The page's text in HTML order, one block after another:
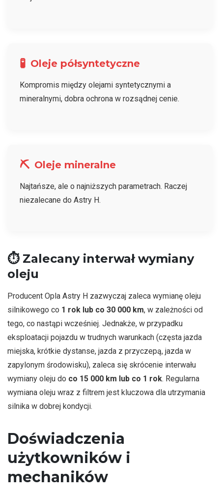
🧪 Oleje półsyntetyczne
Kompromis między olejami syntetycznymi a
mineralnymi, dobra ochrona w rozsądnej cenie.
⛏️ Oleje mineralne
Najtańsze, ale o najniższych parametrach. Raczej
niezalecane do Astry H.
⏱️Zalecany interwał wymiany
oleju
Producent Opla Astry H zazwyczaj zaleca wymianę oleju
silnikowego co 1 rok lub co 30 000 km, w zależności od
tego, co nastąpi wcześniej. Jednakże, w przypadku
eksploatacji pojazdu w trudnych warunkach (częsta jazda
miejska, krótkie dystanse, jazda z przyczepą, jazda w
zapylonym środowisku), zaleca się skrócenie interwału
wymiany oleju do co 15 000 km lub co 1 rok. Regularna
wymiana oleju wraz z filtrem jest kluczowa dla utrzymania
silnika w dobrej kondycji.
Doświadczenia
użytkowników i
mechaników